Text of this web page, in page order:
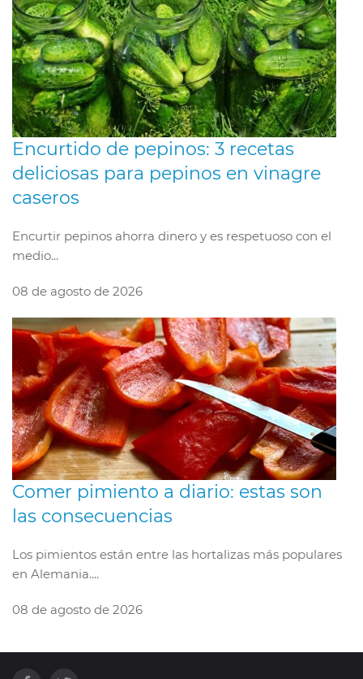
Encurtido de pepinos: 3 recetas
deliciosas para pepinos en vinagre
caseros
Encurtir pepinos ahorra dinero y es respetuoso con el
medio...
08 de agosto de 2026
Comer pimiento a diario: estas son
las consecuencias
Los pimientos están entre las hortalizas más populares
en Alemania....
08 de agosto de 2026